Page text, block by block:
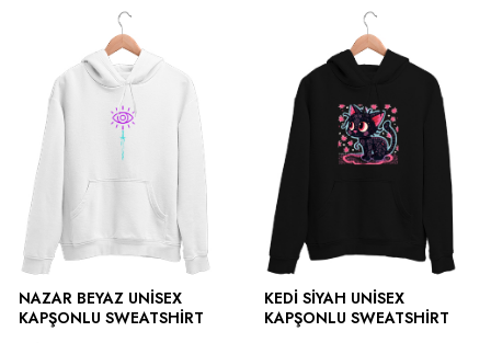
NAZAR BEYAZ UNISEX
KAPŞONLU SWEATSHIRT
KEDI SIYAH UNISEX
KAPŞONLU SWEATSHIRT